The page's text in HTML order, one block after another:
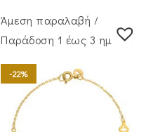
Άμεση παραλαβή /
Παράδoση 1 έως 3 ημέρες
-22%